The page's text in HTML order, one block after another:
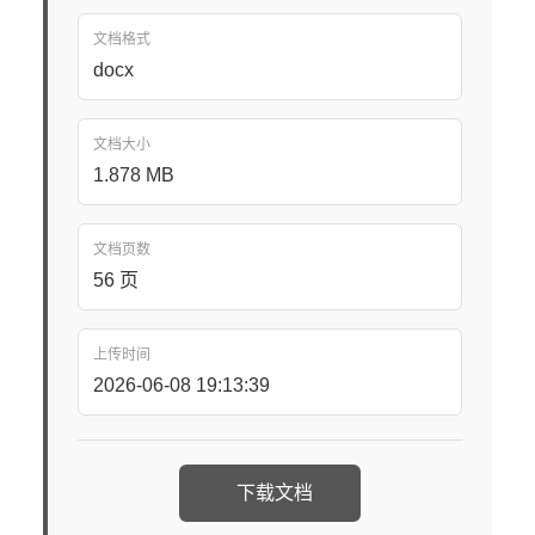
文档格式
docx
文档大小
1.878 MB
文档页数
56 页
上传时间
2026-06-08 19:13:39
下载文档